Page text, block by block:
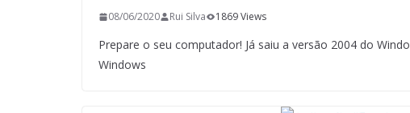
08/06/2020 Rui Silva 1869 Views
Prepare o seu computador! Já saiu a versão 2004 do
Windows